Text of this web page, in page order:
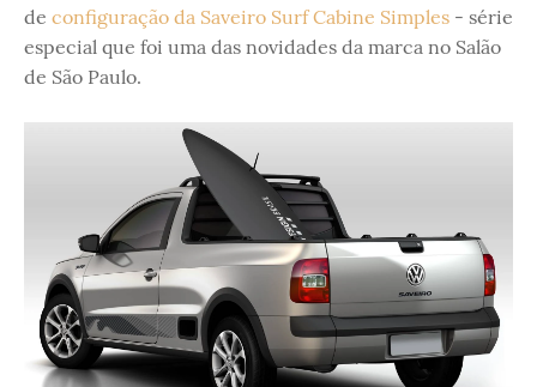
de configuração da Saveiro Surf Cabine Simples - série
especial que foi uma das novidades da marca no Salão
de São Paulo.